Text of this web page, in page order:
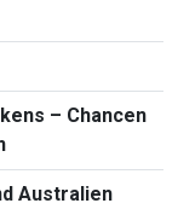
– Chancen
Australien